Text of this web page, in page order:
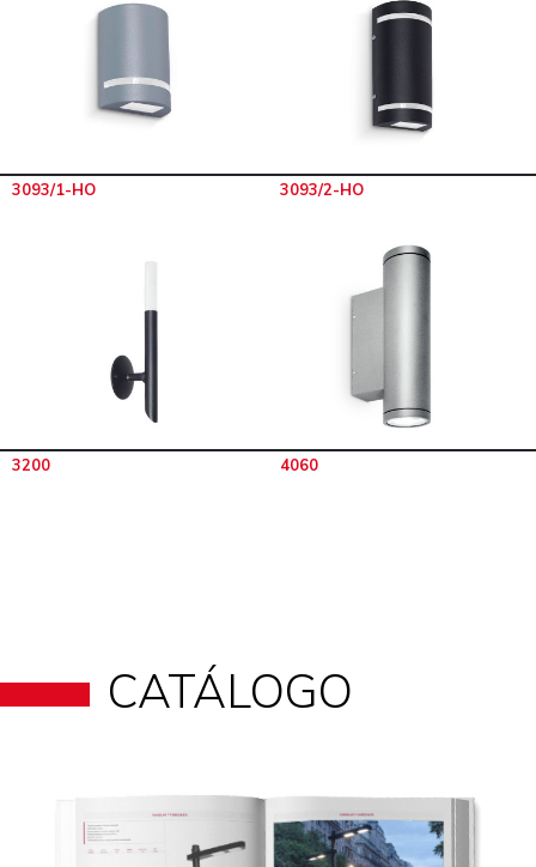
3093/1-HO 3093/2-HO
3200 4060
CATÁLOGO